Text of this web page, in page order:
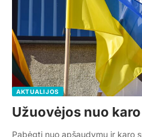
AKTUALIJOS
Užuovėjos nuo
Pabėgti nuo apšaudymų ir karo